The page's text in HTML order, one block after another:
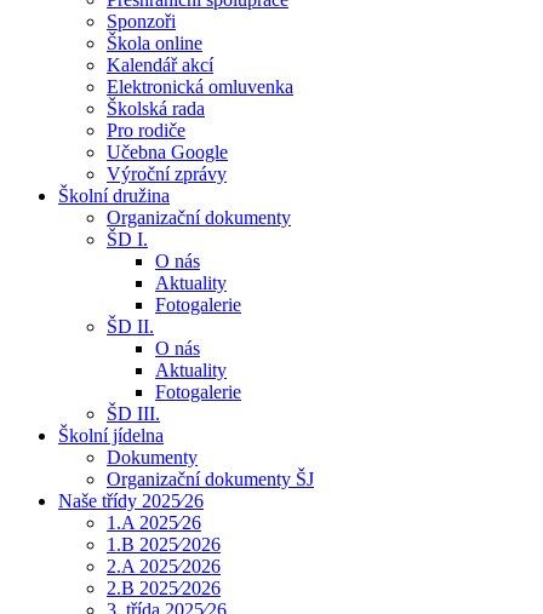
Sponzoři
Škola online
Kalendář akcí
Elektronická omluvenka
Školská rada
Pro rodiče
Učebna Google
Výroční zprávy
Školní družina
Organizační dokumenty
ŠD I.
O nás
Aktuality
Fotogalerie
ŠD II.
O nás
Aktuality
Fotogalerie
ŠD III.
Školní jídelna
Dokumenty
Organizační dokumenty ŠJ
Naše třídy 2025⁄26
1.A 2025⁄26
1.B 2025⁄2026
2.A 2025⁄2026
2.B 2025⁄2026
3. třída 2025⁄26